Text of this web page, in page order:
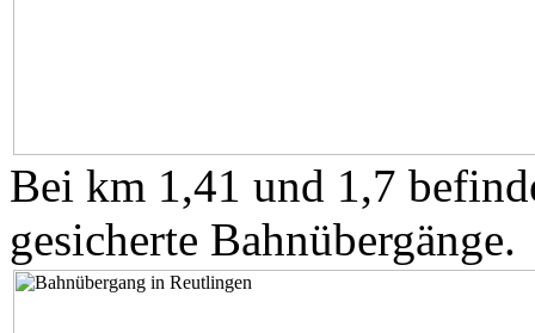
Bei km 1,41 und 1,7
gesicherte Bahnübergänge.